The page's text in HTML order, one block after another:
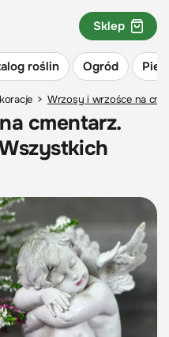
roślin Ogród
Sklep
> Wrzosy i wrzośce na
cmentarz.